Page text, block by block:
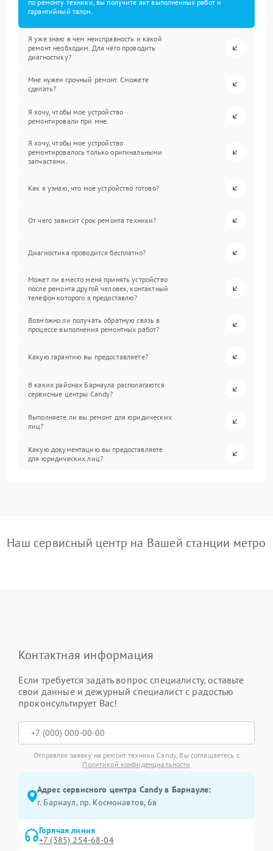
по ремонту техники, вы получите акт выполненных работ и
гарантийный талон.
Я уже знаю в чем неисправность и какой
ремонт необходим. Для чего проводить
диагностику?
Мне нужен срочный ремонт. Сможете
сделать?
Я хочу, чтобы мое устройство
ремонтировали при мне.
Я хочу, чтобы мое устройство
ремонтировалось только оригинальными
запчастями.
Как я узнаю, что мое устройство готово?
От чего зависит срок ремонта техники?
Диагностика проводится бесплатно?
Может ли вместо меня принять устройство
после ремонта другой человек, контактный
телефон которого я предоставлю?
Возможно ли получать обратную связь в
процессе выполнения ремонтных работ?
Какую гарантию вы предоставляете?
В каких районах Барнаула располагаются
сервисные центры Candy?
Выполняете ли вы ремонт для юридических
лиц?
Какую документацию вы предоставляете
для юридических лиц?
Наш сервисный центр на Вашей станции метро
Контактная информация
Если требуется задать вопрос специалисту, оставьте
свои данные и дежурный специалист с радостью
проконсультирует Вас!
Отправляя заявку на ремонт техники Candy, Вы соглашаетесь с
Политикой конфиденциальности
Адрес сервисного центра Candy в Барнауле:
г. Барнаул, ​пр. Космонавтов, 6в
Горячая линия
+7 (385) 254-68-04